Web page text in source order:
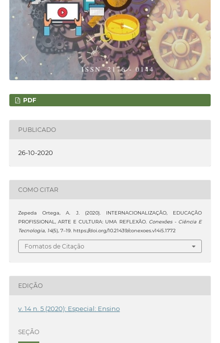
PDF
PUBLICADO
26-10-2020
COMO CITAR
Zepeda Ortega, A. J. (2020). INTERNACIONALIZAÇÃO, EDUCAÇÃO
PROFISSIONAL, ARTE E CULTURA: UMA REFLEXÃO.
Conexões - Ciência E
Tecnologia, 14(5), 7–19. https://doi.org/10.21439/conexoes.v14i5.1772
Fomatos de Citação
EDIÇÃO
v. 14 n. 5 (2020): Especial: Ensino
SEÇÃO